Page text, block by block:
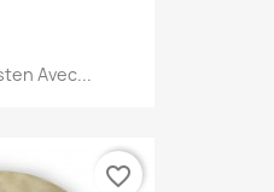
Avec...
favorite_border